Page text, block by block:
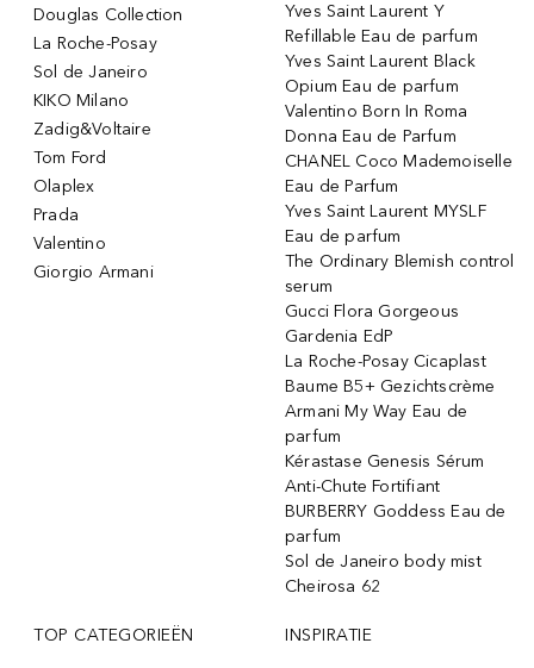
Douglas Collection
La Roche-Posay
Sol de Janeiro
KIKO Milano
Zadig&Voltaire
Tom Ford
Olaplex
Prada
Valentino
Giorgio Armani
Yves Saint Laurent Y
Refillable Eau de parfum
Yves Saint Laurent Black
Opium Eau de parfum
Valentino Born In Roma
Donna Eau de Parfum
CHANEL Coco Mademoiselle
Eau de Parfum
Yves Saint Laurent MYSLF
Eau de parfum
The Ordinary Blemish control
serum
Gucci Flora Gorgeous
Gardenia EdP
La Roche-Posay Cicaplast
Baume B5+ Gezichtscrème
Armani My Way Eau de
parfum
Kérastase Genesis Sérum
Anti-Chute Fortifiant
BURBERRY Goddess Eau de
parfum
Sol de Janeiro body mist
Cheirosa 62
TOP CATEGORIEËN INSPIRATIE